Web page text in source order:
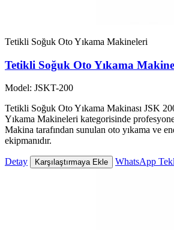
Tetikli Soğuk Oto Yıkama Makineleri
Tetikli Soğuk Oto Yıkama
Model: JSKT-200
Tetikli Soğuk Oto Yıkama Makinası JSK
Yıkama Makineleri kategorisinde
Makina tarafından sunulan oto yıkama ve
ekipmanıdır.
Detay Karşılaştırmaya Ekle WhatsApp